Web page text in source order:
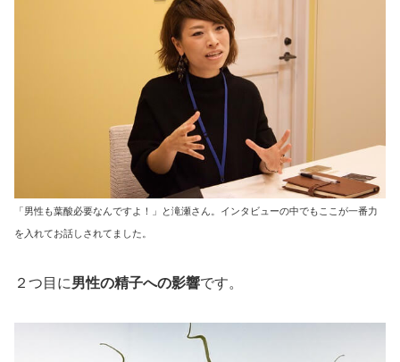
「男性も葉酸必要なんですよ！」と滝瀬さん。インタビューの中でもここが一番力
を入れてお話しされてました。
２つ目に男性の精子への影響です。